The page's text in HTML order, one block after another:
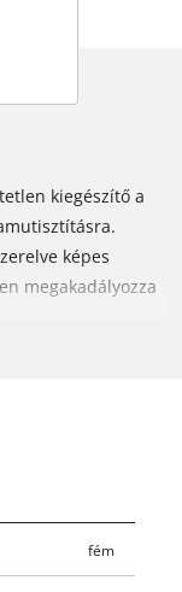
kiegészítő a
képes
megakadályozza
kályha és
a ház.
fém